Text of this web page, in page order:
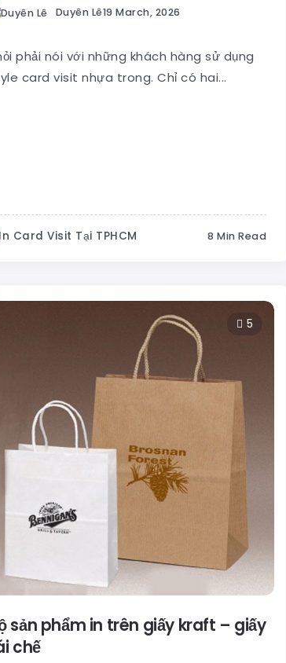
Duyên Lê19 March, 2026
phải nói với những khách hàng sử dụng
card visit nhựa trong. Chỉ có hai...
In Card Visit Tại TPHCM 8 Min Read
5
sản phẩm in trên giấy kraft – giấy
chế